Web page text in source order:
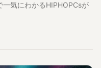
一気にわかるHIPHOPCsが